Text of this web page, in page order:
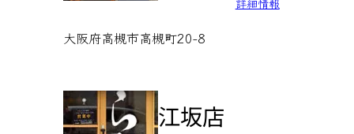
大阪府高槻市高槻町20-8
江坂店